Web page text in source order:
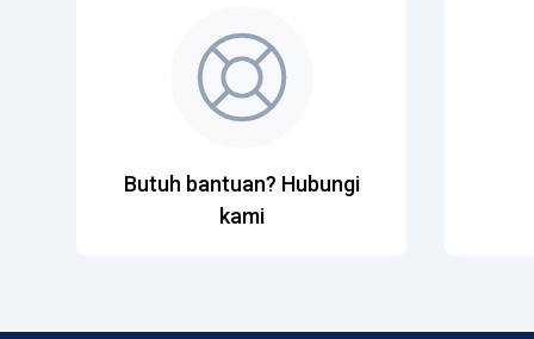
Butuh bantuan? Hubungi
kami